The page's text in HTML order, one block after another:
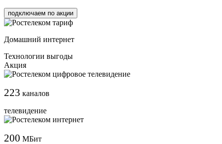
подключаем по акции
Домашний интернет
Технологии выгоды
Акция
223 каналов
телевидение
200 МБит